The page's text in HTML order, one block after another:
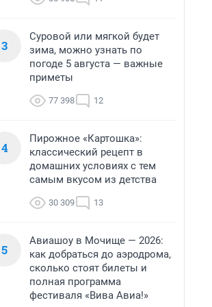
3
Суровой или мягкой будет
зима, можно узнать по
погоде 5 августа — важные
приметы
77 398 12
4
Пирожное «Картошка»:
классический рецепт в
домашних условиях с тем
самым вкусом из детства
30 309 13
5
Авиашоу в Мочище — 2026:
как добраться до аэродрома,
сколько стоят билеты и
полная программа
фестиваля «Вива Авиа!»